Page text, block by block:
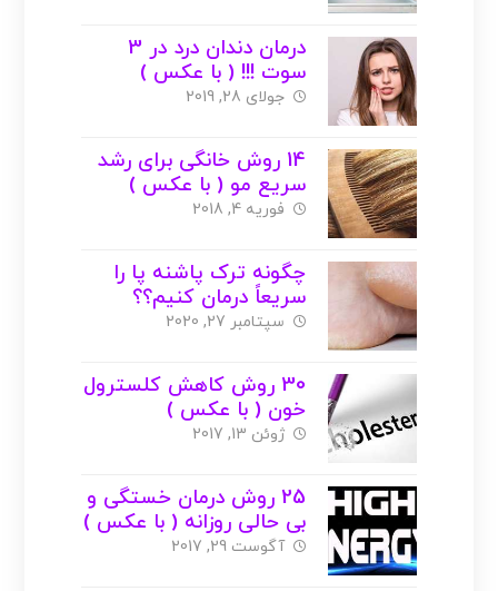
درمان دندان درد در 3
سوت !!! ( با عکس )
جولای 28, 2019
14 روش خانگی برای رشد
سریع مو ( با عکس )
فوریه 4, 2018
چگونه ترک پاشنه پا را
سریعاً درمان کنیم؟؟
سپتامبر 27, 2020
30 روش کاهش کلسترول
خون ( با عکس )
ژوئن 13, 2017
25 روش درمان خستگی و
بی حالی روزانه ( با عکس )
آگوست 29, 2017